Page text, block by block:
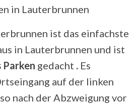
in Lauterbrunnen
ist das einfachste
in Lauterbrunnen und ist
gedacht . Es
auf der linken
nach der Abzweigung vor